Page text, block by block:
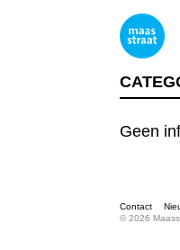
Geen
Contact
© 2026